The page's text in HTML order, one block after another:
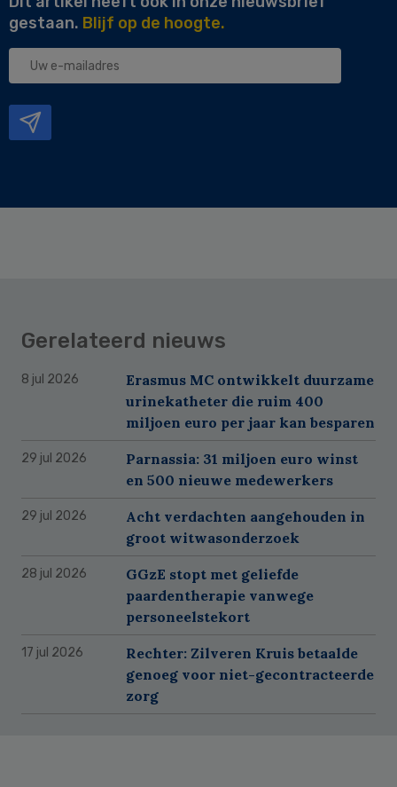
gestaan. Blijf op de hoogte.
Uw
Gerelateerd nieuws
8 jul 2026
Erasmus MC ontwikkelt duurzame
urinekatheter die ruim 400
miljoen euro per jaar kan besparen
29 jul 2026
Parnassia: 31 miljoen euro winst
en 500 nieuwe medewerkers
29 jul 2026
Acht verdachten aangehouden in
groot witwasonderzoek
28 jul 2026
GGzE stopt met geliefde
paardentherapie vanwege
personeelstekort
17 jul 2026
Rechter: Zilveren Kruis betaalde
genoeg voor niet-gecontracteerde
zorg